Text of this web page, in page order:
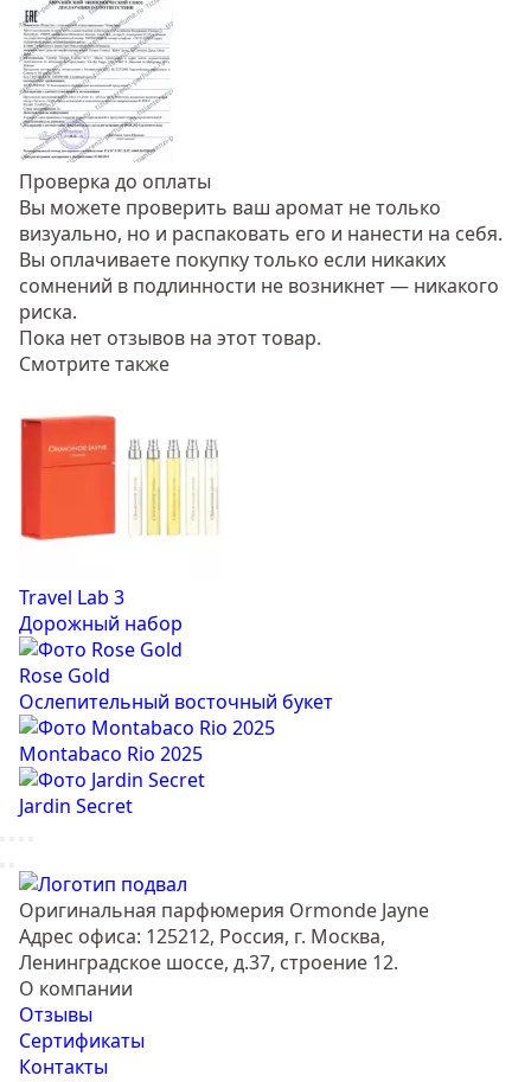
Проверка до оплаты
Вы можете проверить ваш аромат не только
визуально, но и распаковать его и нанести на себя.
Вы оплачиваете покупку только если никаких
сомнений в подлинности не возникнет — никакого
риска.
Пока нет отзывов на этот товар.
Смотрите также
Travel Lab 3
Дорожный набор
Rose Gold
Ослепительный восточный букет
Montabaco Rio 2025
Jardin Secret
Оригинальная парфюмерия Ormonde Jayne
Адрес офиса: 125212, Россия, г. Москва,
Ленинградское шоссе, д.37, строение 12.
О компании
Отзывы
Сертификаты
Контакты